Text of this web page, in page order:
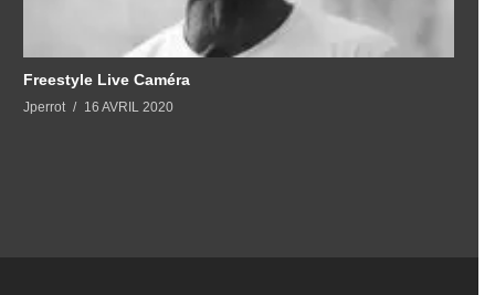
Freestyle Live Caméra
Jperrot 16 AVRIL 2020